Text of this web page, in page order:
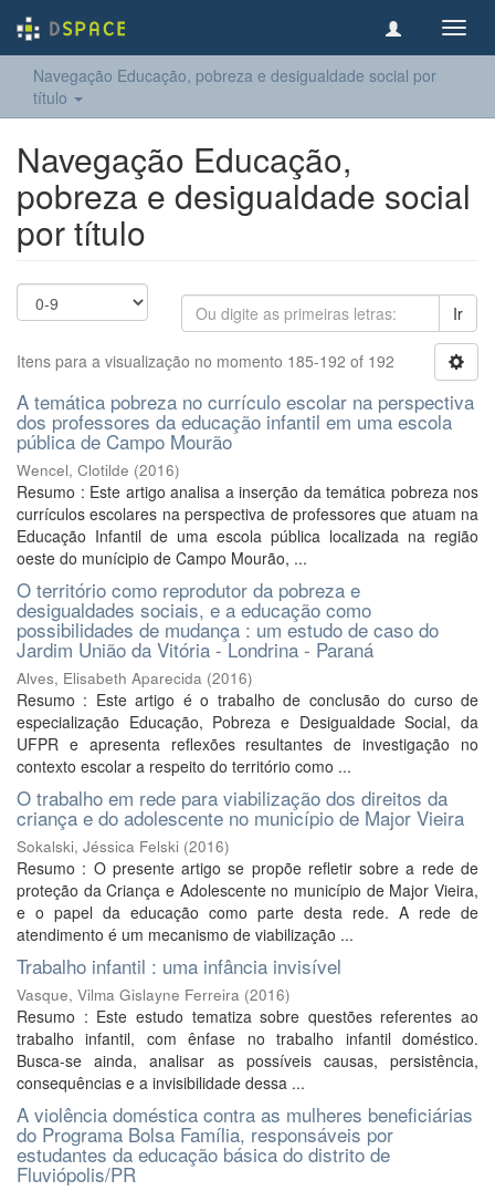
Navegação Educação, pobreza e desigualdade social por
título
Navegação Educação,
pobreza e desigualdade social
por título
Ir
Itens para a visualização no momento 185-192 of 192
A temática pobreza no currículo escolar na perspectiva
dos professores da educação infantil em uma escola
pública de Campo Mourão
Wencel, Clotilde (2016)
Resumo : Este artigo analisa a inserção da temática pobreza nos
currículos escolares na perspectiva de professores que atuam na
Educação Infantil de uma escola pública localizada na região
oeste do munícipio de Campo Mourão, ...
O território como reprodutor da pobreza e
desigualdades sociais, e a educação como
possibilidades de mudança : um estudo de caso do
Jardim União da Vitória - Londrina - Paraná
Alves, Elisabeth Aparecida (2016)
Resumo : Este artigo é o trabalho de conclusão do curso de
especialização Educação, Pobreza e Desigualdade Social, da
UFPR e apresenta reflexões resultantes de investigação no
contexto escolar a respeito do território como ...
O trabalho em rede para viabilização dos direitos da
criança e do adolescente no município de Major Vieira
Sokalski, Jéssica Felski (2016)
Resumo : O presente artigo se propõe refletir sobre a rede de
proteção da Criança e Adolescente no município de Major Vieira,
e o papel da educação como parte desta rede. A rede de
atendimento é um mecanismo de viabilização ...
Trabalho infantil : uma infância invisível
Vasque, Vilma Gislayne Ferreira (2016)
Resumo : Este estudo tematiza sobre questões referentes ao
trabalho infantil, com ênfase no trabalho infantil doméstico.
Busca-se ainda, analisar as possíveis causas, persistência,
consequências e a invisibilidade dessa ...
A violência doméstica contra as mulheres beneficiárias
do Programa Bolsa Família, responsáveis por
estudantes da educação básica do distrito de
Fluviópolis/PR